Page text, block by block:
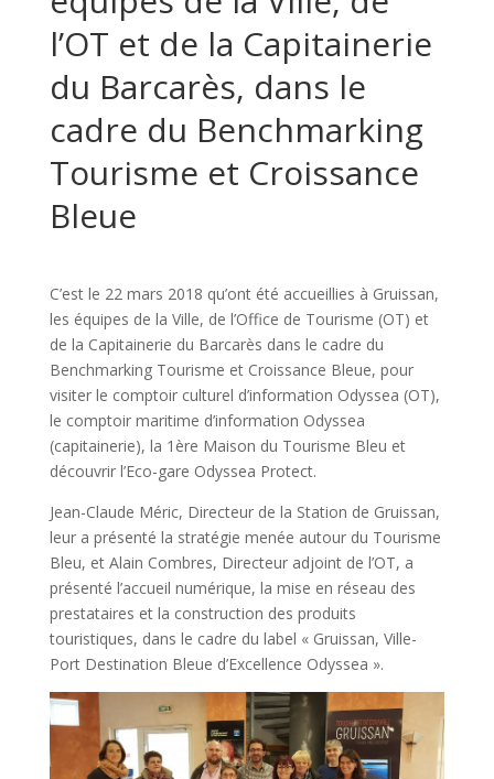
l’OT et de la Capitainerie
du Barcarès, dans le
cadre du Benchmarking
Tourisme et Croissance
Bleue
C’est le 22 mars 2018 qu’ont été accueillies à Gruissan,
les équipes de la Ville, de l’Office de Tourisme (OT) et
de la Capitainerie du Barcarès dans le cadre du
Benchmarking Tourisme et Croissance Bleue, pour
visiter le comptoir culturel d’information Odyssea (OT),
le comptoir maritime d’information Odyssea
(capitainerie), la 1ère Maison du Tourisme Bleu et
découvrir l’Eco-gare Odyssea Protect.
Jean-Claude Méric, Directeur de la Station de Gruissan,
leur a présenté la stratégie menée autour du Tourisme
Bleu, et Alain Combres, Directeur adjoint de l’OT, a
présenté l’accueil numérique, la mise en réseau des
prestataires et la construction des produits
touristiques, dans le cadre du label « Gruissan, Ville-
Port Destination Bleue d’Excellence Odyssea ».